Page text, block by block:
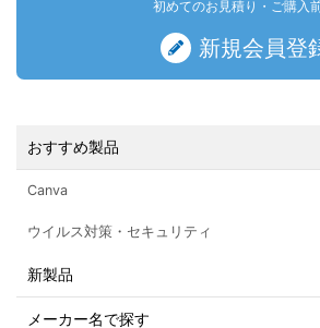
初めてのお見積り・ご購入
新規会員登
おすすめ製品
Canva
ウイルス対策・セキュリティ
新製品
メーカー名で探す